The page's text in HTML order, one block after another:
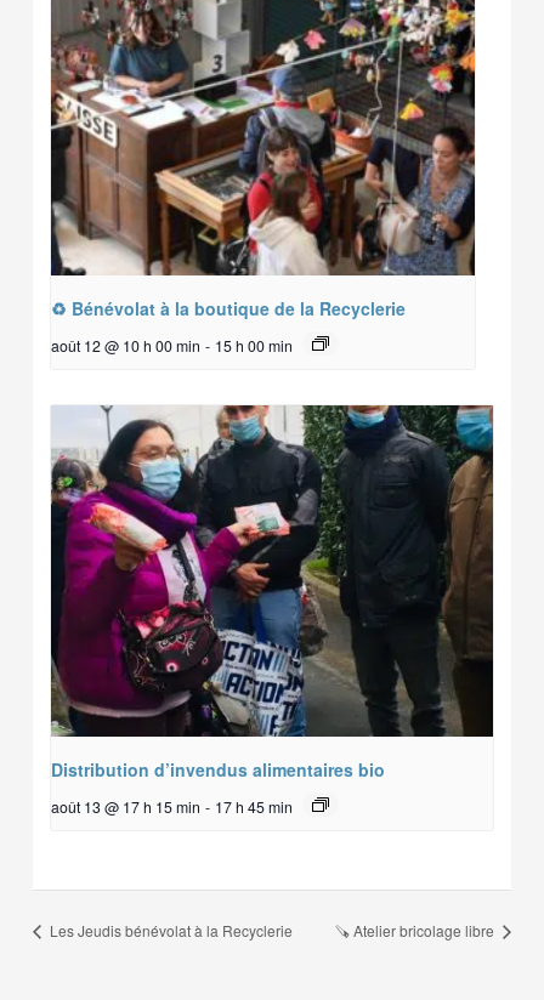
♻️ Bénévolat à la boutique de la Recyclerie
août 12 @ 10 h 00 min - 15 h 00 min
Distribution d’invendus alimentaires bio
août 13 @ 17 h 15 min - 17 h 45 min
Les Jeudis bénévolat à la Recyclerie 🪚 Atelier bricolage libre